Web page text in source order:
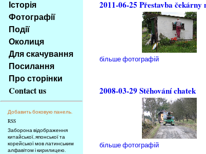
stránky
Klávesové
zkratky
tomto
webu
základní
Hlavní
strana
Історія
Фотографії
Події
Околиця
Для скачування
Посилання
Про сторінки
Contact us
Добавить боковую панель.
RSS
Заборона відображення
китайської, японської та
корейської мов латинським
алфавітом і кирилицею.
2011-06-25 Přestavba
більше фотографій
2008-03-29 Stěhování chatek
більше фотографій